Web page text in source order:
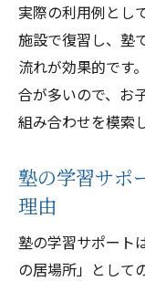
実際の利用例とし
施設で復習し、塾
流れが効果的です
合が多いので、お
組み合わせを模索
塾の学習サポ
理由
塾の学習サポート
の居場所」として